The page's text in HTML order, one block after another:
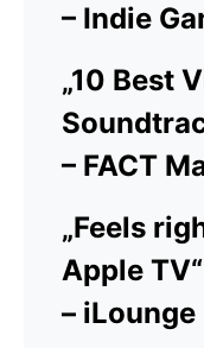
– Indie
„10 Best
– FACT
„Feels
Apple TV“
– iLounge